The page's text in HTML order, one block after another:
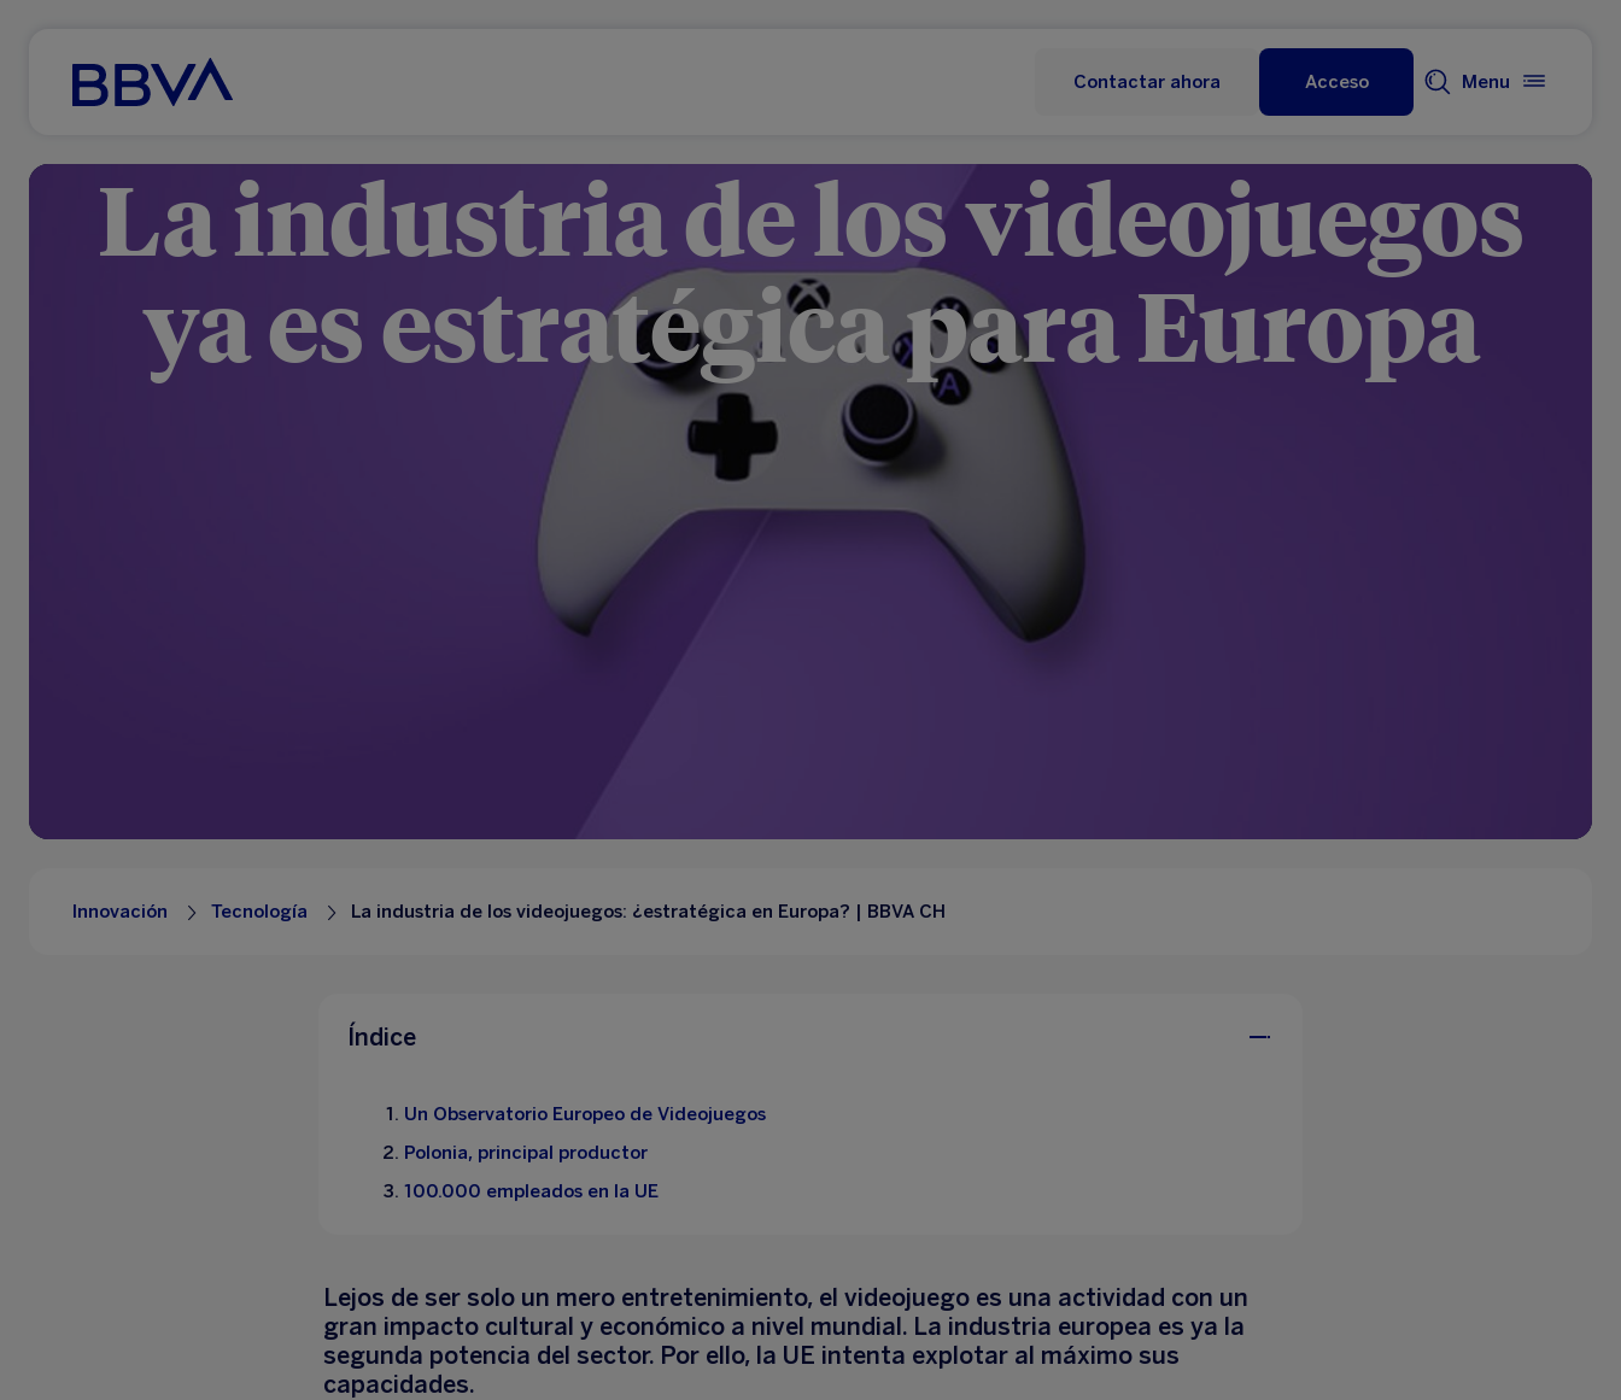
Contactar ahora
Acceso Menu
La industria de los videojuegos
ya es estratégica para Europa
Innovación Tecnología La industria de los videojuegos: ¿estratégica en Europa? | BBVA CH
Índice
Un Observatorio Europeo de Videojuegos
Polonia, principal productor
100.000 empleados en la UE
Lejos de ser solo un mero entretenimiento, el videojuego es una actividad con un
gran impacto cultural y económico a nivel mundial. La industria europea es ya la
segunda potencia del sector. Por ello, la UE intenta explotar al máximo sus
capacidades.